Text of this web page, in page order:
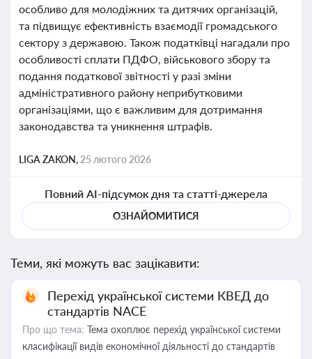
особливо для молодіжних та дитячих організацій,
та підвищує ефективність взаємодії громадського
сектору з державою. Також податківці нагадали про
особливості сплати ПДФО, військового збору та
подання податкової звітності у разі зміни
адміністративного району неприбутковими
організаціями, що є важливим для дотримання
законодавства та уникнення штрафів.
LIGA ZAKON, 25 лютого 2026
Повний AI-підсумок дня та статті-джерела
ОЗНАЙОМИТИСЯ
Теми, які можуть вас зацікавити:
Перехід української системи КВЕД до
стандартів NACE
Про що тема: Тема охоплює перехід української системи
класифікації видів економічної діяльності до стандартів